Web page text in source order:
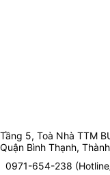
Tầng 5, Toà Nhà TTM
Quận Bình Thạnh,
0971-654-238